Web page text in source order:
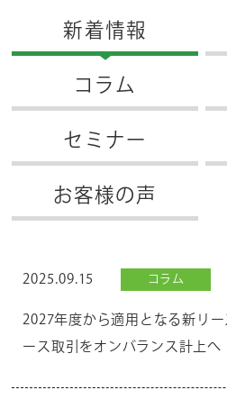
新着情報
コラム
セミナー
お客様の声
2025.09.15 コラム
2027年度から適用となる新リ
ース取引をオンバランス計上へ